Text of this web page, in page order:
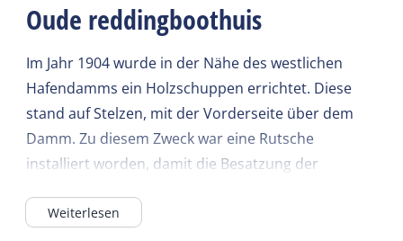
Oude reddingboothuis
Im Jahr 1904 wurde in der Nähe des westlichen
Hafendamms ein Holzschuppen errichtet. Diese
stand auf Stelzen, mit der Vorderseite über dem
Damm. Zu diesem Zweck war eine Rutsche
installiert worden, damit die Besatzung der
Boot steigen und das Boot dann über diese
Weiterlesen